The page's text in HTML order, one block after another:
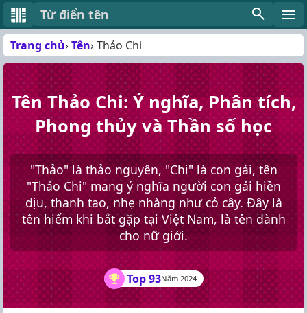
Từ điển tên
Trang chủ Tên Thảo Chi
Tên Thảo Chi: Ý nghĩa, Phân tích,
Phong thủy và Thần số học
"Thảo" là thảo nguyên, "Chi" là con gái, tên
"Thảo Chi" mang ý nghĩa người con gái hiền
dịu, thanh tao, nhẹ nhàng như cỏ cây. Đây là
tên hiếm khi bắt gặp tại Việt Nam, là tên dành
cho nữ giới.
Top 93Năm 2024